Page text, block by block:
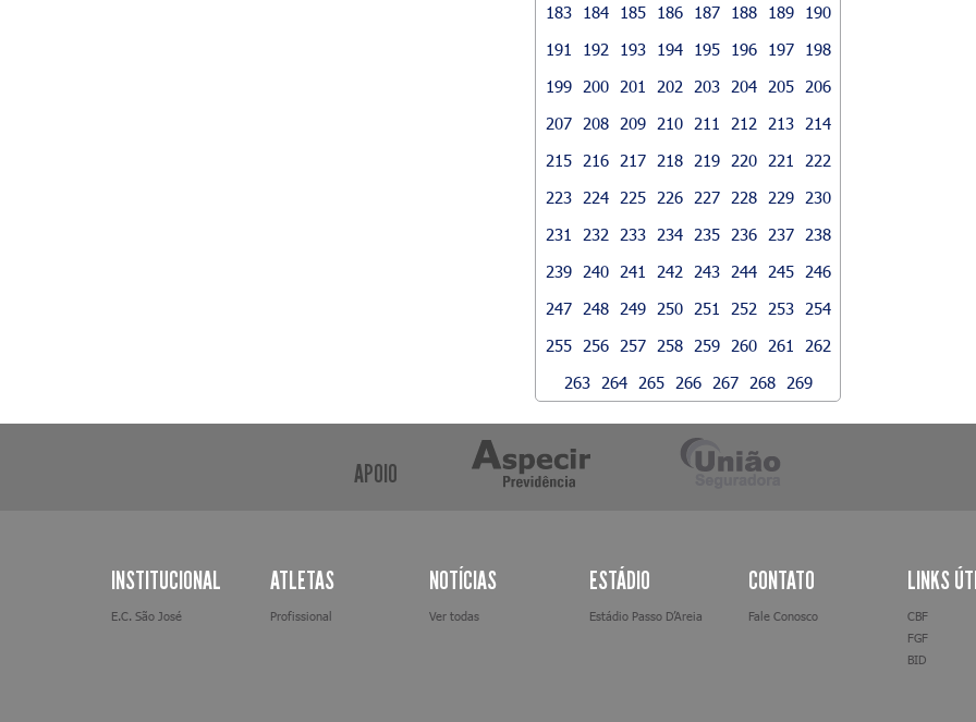
183
184 185 186 187 188 189
190
191
192 193 194 195 196 197
198
199
200 201 202 203 204 205
206
207
208 209 210 211 212 213
214
215
216 217 218 219 220 221
222
223
224 225 226 227 228 229
230
231
232 233 234 235 236 237
238
239
240 241 242 243 244 245
246
247
248 249 250 251 252 253
254
255
256 257 258 259 260 261
262
263
264 265 266 267 268 269
APOIO
INSTITUCIONAL
E.C. São José
ATLETAS
Profissional
NOTÍCIAS
Ver todas
ESTÁDIO
Estádio Passo D’Areia
CONTATO
Fale Conosco
LINKS
CBF
FGF
BID